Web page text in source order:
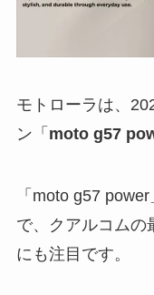
モトローラは、
ン「 moto g57
「moto g57
で、クアルコムの
にも注目です。